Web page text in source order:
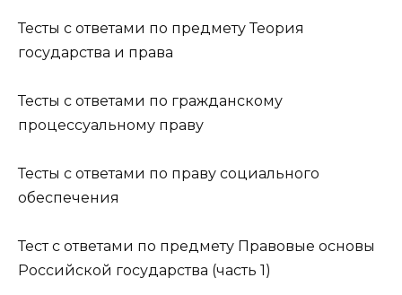
Тесты с ответами по предмету Теория
государства и права
Тесты с ответами по гражданскому
процессуальному праву
Тесты с ответами по праву социального
обеспечения
Тест с ответами по предмету Правовые основы
Российской государства (часть 1)